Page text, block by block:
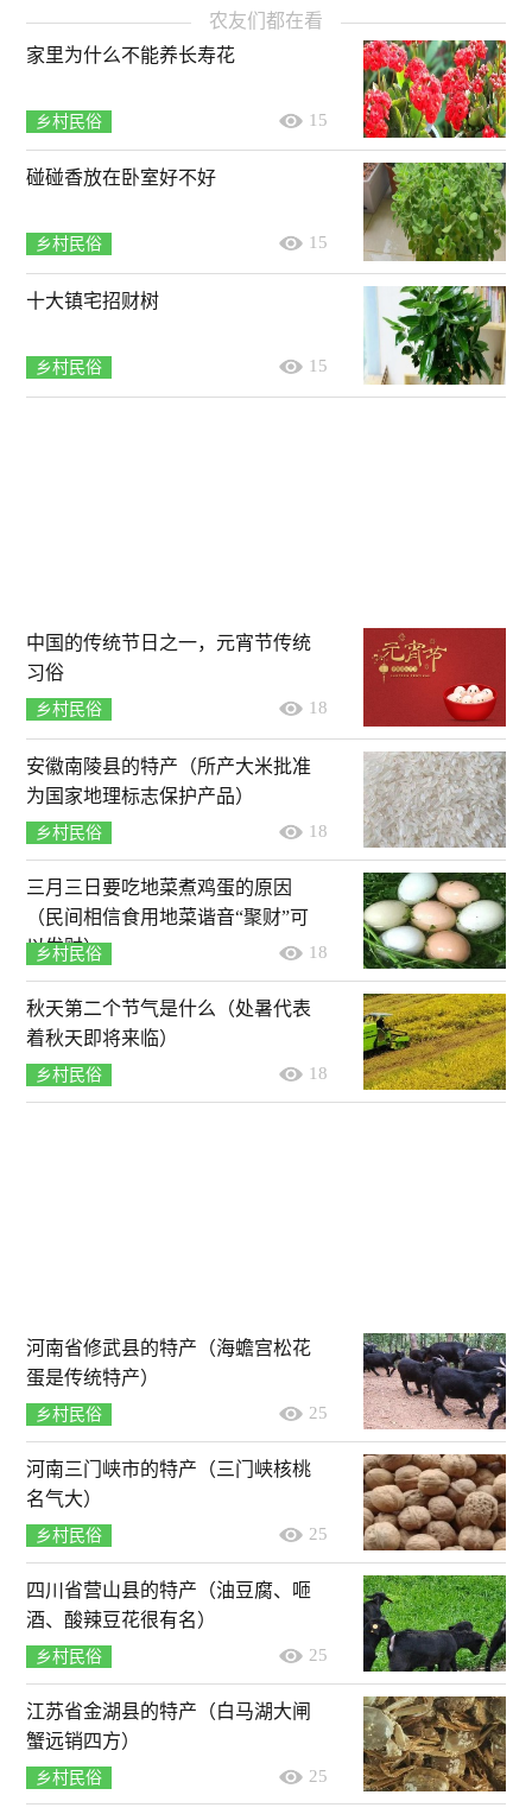
农友们都在看
家里为什么不能养长寿花
乡村民俗 15
碰碰香放在卧室好不好
乡村民俗 15
十大镇宅招财树
乡村民俗 15
中国的传统节日之一，元宵节传统
习俗
乡村民俗 18
安徽南陵县的特产（所产大米批准
为国家地理标志保护产品）
乡村民俗 18
三月三日要吃地菜煮鸡蛋的原因
（民间相信食用地菜谐音“聚财”可
以发财）
乡村民俗 18
秋天第二个节气是什么（处暑代表
着秋天即将来临）
乡村民俗 18
河南省修武县的特产（海蟾宫松花
蛋是传统特产）
乡村民俗 25
河南三门峡市的特产（三门峡核桃
名气大）
乡村民俗 25
四川省营山县的特产（油豆腐、咂
酒、酸辣豆花很有名）
乡村民俗 25
江苏省金湖县的特产（白马湖大闸
蟹远销四方）
乡村民俗 25